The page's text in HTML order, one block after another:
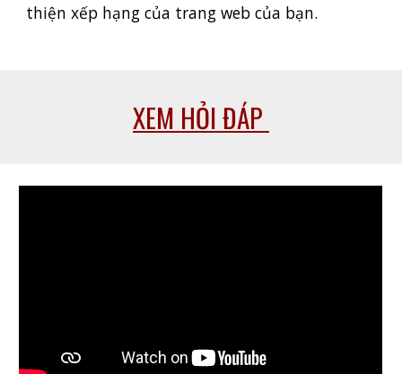
thiện xếp hạng của trang web của bạn.
XEM HỎI ĐÁP